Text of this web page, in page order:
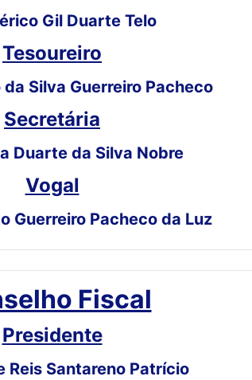
Gil Duarte Telo
Tesoureiro
Silva Guerreiro Pacheco
Secretária
Duarte da Silva Nobre
Vogal
Guerreiro Pacheco da Luz
Fiscal
Presidente
Reis Santareno Patrício